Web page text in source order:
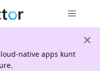
native apps kunt